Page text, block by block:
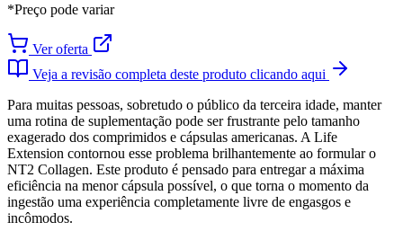
*Preço pode variar
Ver oferta
Veja a revisão completa deste produto clicando aqui
Para muitas pessoas, sobretudo o público da terceira idade, manter
uma rotina de suplementação pode ser frustrante pelo tamanho
exagerado dos comprimidos e cápsulas americanas. A Life
Extension contornou esse problema brilhantemente ao formular o
NT2 Collagen. Este produto é pensado para entregar a máxima
eficiência na menor cápsula possível, o que torna o momento da
ingestão uma experiência completamente livre de engasgos e
incômodos.